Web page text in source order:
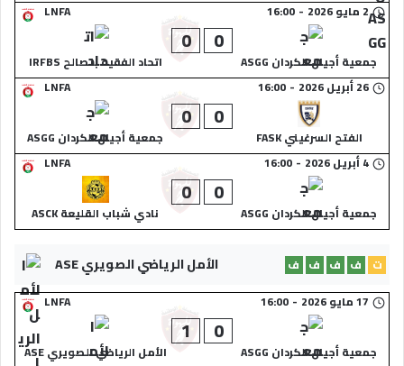
LNFA
2 مايو 2026 -
16:00
جمعية أجيال الكردان ASGG
0
0
اتحاد الفقيه بنصالح IRFBS
LNFA
26 أبريل 2026 -
16:00
الفتح السرغيني FASK
0
0
جمعية أجيال الكردان ASGG
LNFA
4 أبريل 2026 -
16:00
جمعية أجيال الكردان ASGG
0
0
نادي شباب القليعة ASCK
الأمل الرياضي الصويري ASE ت ف ف ف ف
LNFA
17 مايو 2026 -
16:00
جمعية أجيال الكردان ASGG
0
1
الأمل الرياضي الصويري ASE